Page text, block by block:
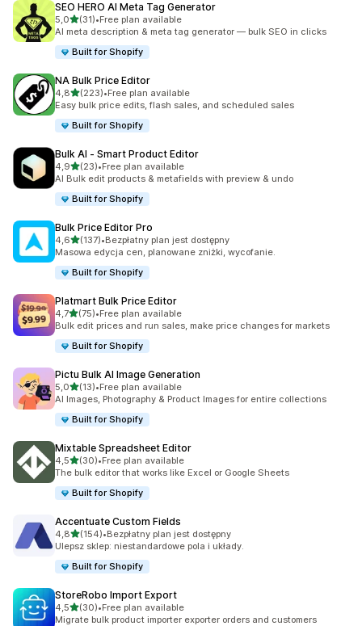
SEO HERO AI Meta Tag Generator
5,0na 5 gwiazdek
(31)
Łączna liczba recenzji: 31
•Free plan available
AI meta description & meta tag generator — bulk SEO in clicks
Built for Shopify
NA Bulk Price Editor
4,8na 5 gwiazdek
(223)
Łączna liczba recenzji: 223
•Free plan available
Easy bulk price edits, flash sales, and scheduled sales
Built for Shopify
Bulk AI ‑ Smart Product Editor
4,9na 5 gwiazdek
(23)
Łączna liczba recenzji: 23
•Free plan available
AI Bulk edit products & metafields with preview & undo
Built for Shopify
Bulk Price Editor Pro
4,6na 5 gwiazdek
(137)
Łączna liczba recenzji: 137
•Bezpłatny plan jest dostępny
Masowa edycja cen, planowane zniżki, wycofanie.
Built for Shopify
Platmart Bulk Price Editor
4,7na 5 gwiazdek
(75)
Łączna liczba recenzji: 75
•Free plan available
Bulk edit prices and run sales, make price changes for markets
Built for Shopify
Pictu Bulk AI Image Generation
5,0na 5 gwiazdek
(13)
Łączna liczba recenzji: 13
•Free plan available
AI Images, Photography & Product Images for entire collections
Built for Shopify
Mixtable Spreadsheet Editor
4,5na 5 gwiazdek
(30)
Łączna liczba recenzji: 30
•Free plan available
The bulk editor that works like Excel or Google Sheets
Built for Shopify
Accentuate Custom Fields
4,8na 5 gwiazdek
(154)
Łączna liczba recenzji: 154
•Bezpłatny plan jest dostępny
Ulepsz sklep: niestandardowe pola i układy.
Built for Shopify
StoreRobo Import Export
4,5na 5 gwiazdek
(30)
Łączna liczba recenzji: 30
•Free plan available
Migrate bulk product importer exporter orders and customers